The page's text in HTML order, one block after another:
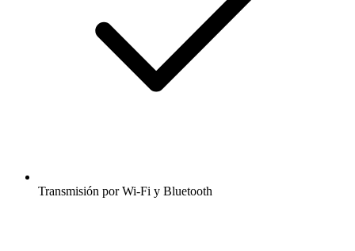
Transmisión por Wi-Fi y Bluetooth